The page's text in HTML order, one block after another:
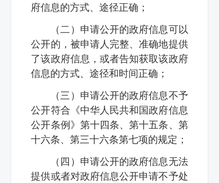
府信息的方式、途径正确；
（二）申请公开的政府信息可以
公开的，被申请人完整、准确地提供
了该政府信息，或者告知获取该政府
信息的方式、途径和时间正确；
（三）申请公开的政府信息不予
公开符合《中华人民共和国政府信息
公开条例》第十四条、第十五条、第
十六条、第三十六条第七项的规定；
（四）申请公开的政府信息无法
提供或者对政府信息公开申请不予处